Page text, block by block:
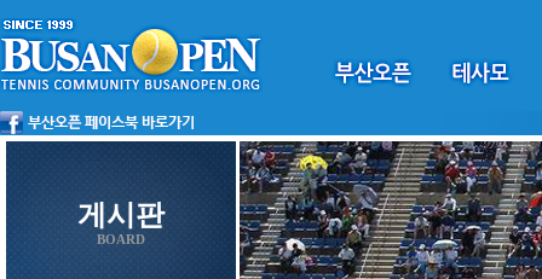
게시판
BOARD